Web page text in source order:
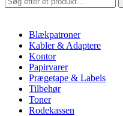
efter:
Blækpatroner
Kabler & Adaptere
Kontor
Papirvarer
Prægetape & Labels
Tilbehør
Toner
Rodekassen